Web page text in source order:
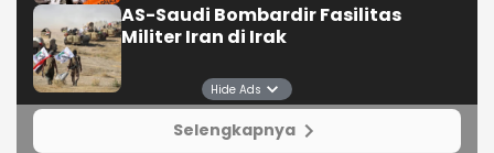
AS-Saudi Bombardir Fasilitas
Militer Iran di Irak
Selengkapnya
Hide Ads